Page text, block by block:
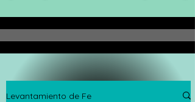
Levantamiento de Fe